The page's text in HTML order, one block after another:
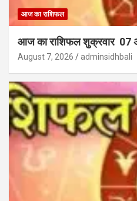
आज का राशिफल
आज का राशिफल शुक्रवार 07
August 7, 2026 adminsidhbali